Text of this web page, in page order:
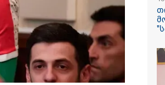
შვილი არ
ავალიანის
კომენტარი ნია
დაკავებაზე
რამ გამოიწვია
საქართველოს